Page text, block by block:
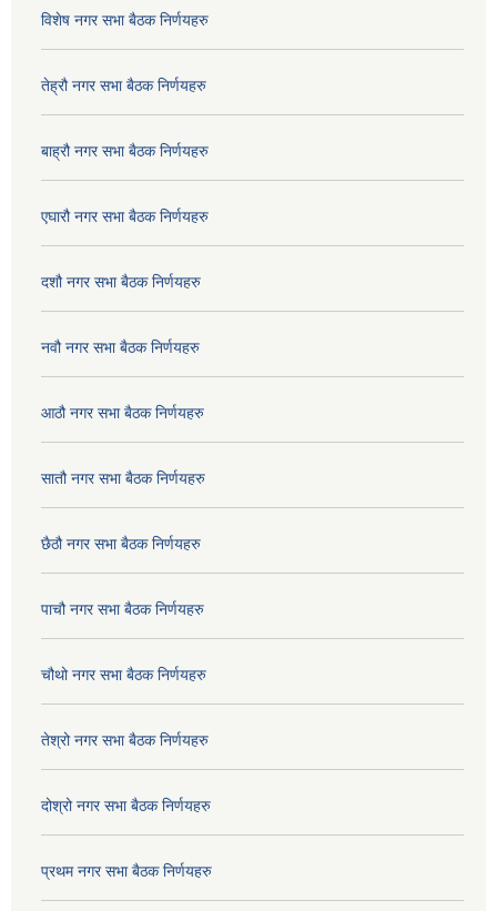
विशेष नगर सभा बैठक निर्णयहरु
तेह्रौ नगर सभा बैठक निर्णयहरु
बाह्रौ नगर सभा बैठक निर्णयहरु
एघारौ नगर सभा बैठक निर्णयहरु
दशौ नगर सभा बैठक निर्णयहरु
नवौ नगर सभा बैठक निर्णयहरु
आठौ नगर सभा बैठक निर्णयहरु
सातौ नगर सभा बैठक निर्णयहरु
छैठौ नगर सभा बैठक निर्णयहरु
पाचौ नगर सभा बैठक निर्णयहरु
चौथो नगर सभा बैठक निर्णयहरु
तेश्रो नगर सभा बैठक निर्णयहरु
दोश्रो नगर सभा बैठक निर्णयहरु
प्रथम नगर सभा बैठक निर्णयहरु